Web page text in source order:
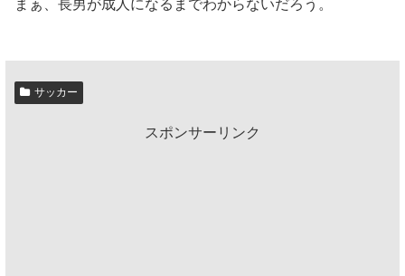
まぁ、長男が成人になるまでわからないだろう。
サッカー
スポンサーリンク